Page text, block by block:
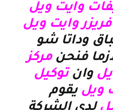
وايتويل
وايت ويل
وداتا شو
فنحنمركز
وانتوكيل
ويل يقوم